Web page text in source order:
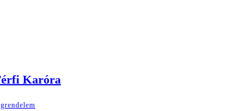
Karóra